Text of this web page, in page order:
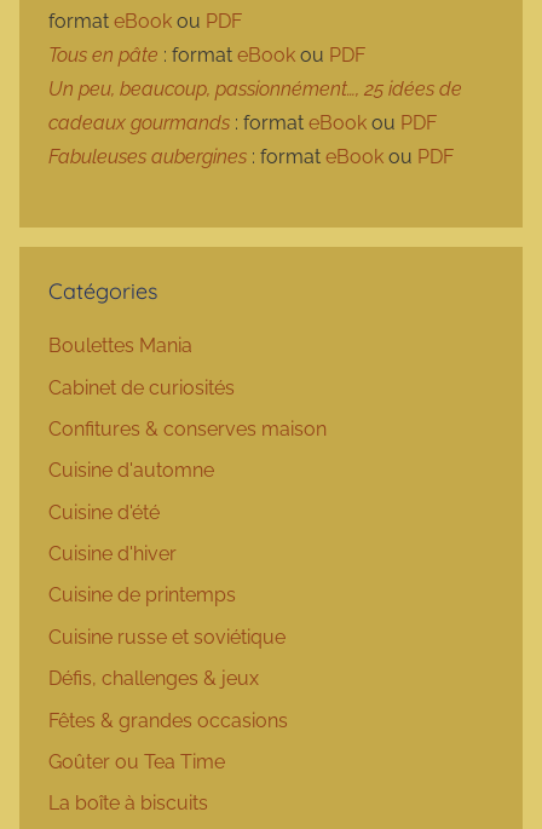
format eBook ou PDF
Tous en pâte : format eBook ou PDF
Un peu, beaucoup, passionnément…, 25 idées de
cadeaux gourmands : format eBook ou PDF
Fabuleuses aubergines : format eBook ou PDF
Catégories
Boulettes Mania
Cabinet de curiosités
Confitures & conserves maison
Cuisine d'automne
Cuisine d'été
Cuisine d'hiver
Cuisine de printemps
Cuisine russe et soviétique
Défis, challenges & jeux
Fêtes & grandes occasions
Goûter ou Tea Time
La boîte à biscuits